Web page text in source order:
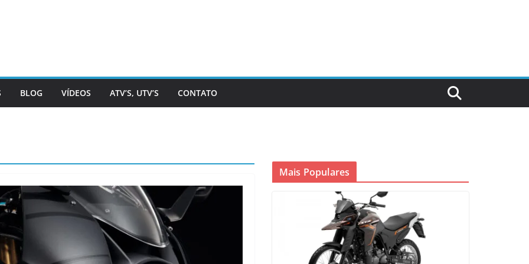
BLOG VÍDEOS ATV’S, UTV’S CONTATO
Mais Populares